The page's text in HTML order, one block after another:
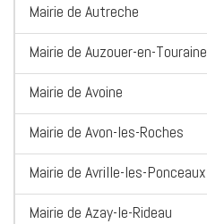
Mairie de Autreche
Mairie de Auzouer-en-Touraine
Mairie de Avoine
Mairie de Avon-les-Roches
Mairie de Avrille-les-Ponceaux
Mairie de Azay-le-Rideau